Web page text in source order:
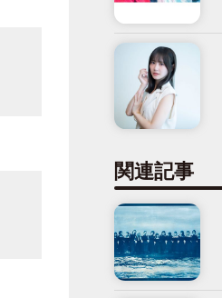
関連記事